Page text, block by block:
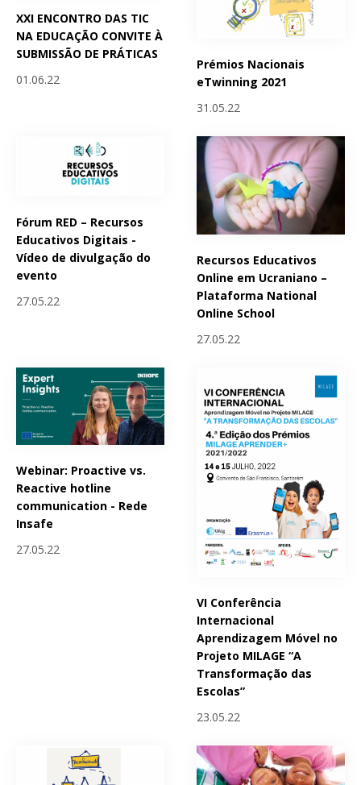
XXI ENCONTRO DAS TIC
NA EDUCAÇÃO CONVITE À
SUBMISSÃO DE PRÁTICAS
01.06.22
Prémios Nacionais
eTwinning 2021
31.05.22
Fórum RED – Recursos
Educativos Digitais -
Vídeo de divulgação do
evento
27.05.22
Recursos Educativos
Online em Ucraniano –
Plataforma National
Online School
27.05.22
Webinar: Proactive vs.
Reactive hotline
communication - Rede
Insafe
27.05.22
VI Conferência
Internacional
Aprendizagem Móvel no
Projeto MILAGE “A
Transformação das
Escolas”
23.05.22